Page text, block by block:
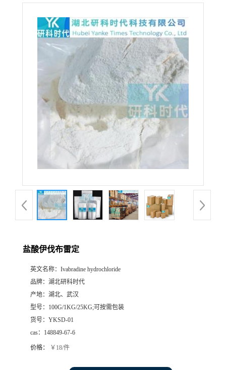
盐酸伊伐布雷定
英文名称： Ivabradine hydrochloride
品牌： 湖北研科时代
产地： 湖北、武汉
型号： 100G/1KG/25KG;可按需包装
货号： YKSD-01
cas： 148849-67-6
价格： ￥18/件